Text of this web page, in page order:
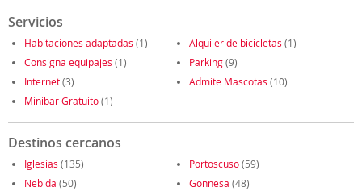
Servicios
Habitaciones adaptadas (1) Alquiler de bicicletas (1)
Consigna equipajes (1) Parking(9)
Internet(3) Admite Mascotas (10)
Minibar Gratuito(1)
Destinos cercanos
Iglesias (135) Portoscuso(59)
Nebida (50) Gonnesa (48)